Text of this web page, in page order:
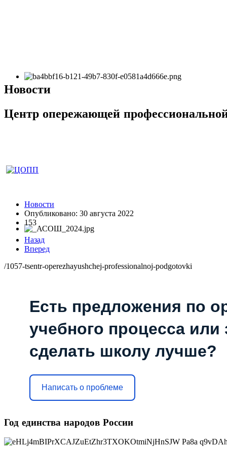
Новости
Центр опережающей
Новости
Опубликовано: 30 августа 2022
153
Назад
Вперед
/1057-tsentr-operezhayushchej-professionalnoj-podgotovki
Есть предложения по
учебного процесса или
сделать школу лучше?
Написать о проблеме
Год единства народов России